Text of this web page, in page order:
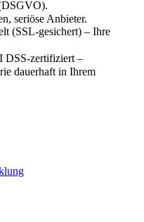
seriöse Anbieter.
(SSL-gesichert) – Ihre
DSS-zertifiziert –
dauerhaft in Ihrem